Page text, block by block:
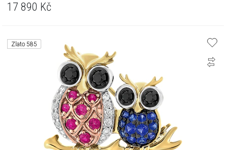
17 890 Kč
Zlato 585